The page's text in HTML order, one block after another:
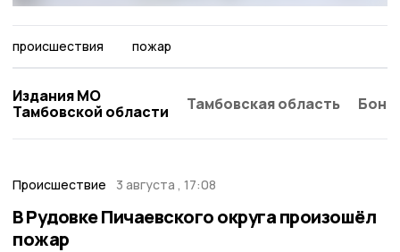
происшествия пожар
Издания МО
Тамбовской области
Тамбовская область
Происшествие 3 августа , 17:08
В Рудовке Пичаевского округа произошёл
пожар